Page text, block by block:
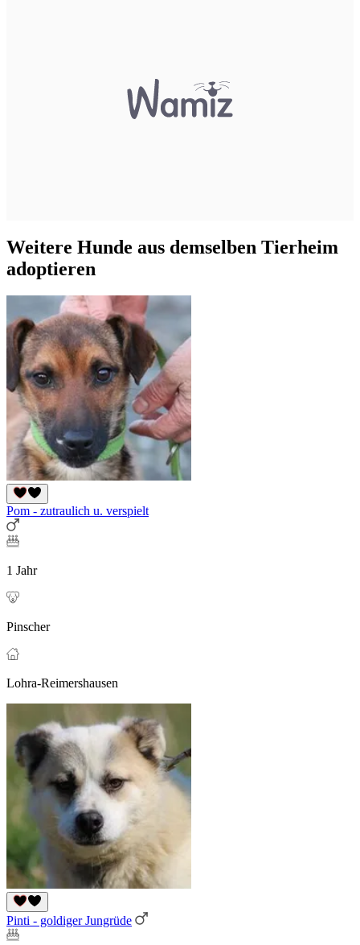
Weitere Hunde aus demselben Tierheim
adoptieren
Pom - zutraulich u. verspielt
1 Jahr
Pinscher
Lohra-Reimershausen
Pinti - goldiger Jungrüde